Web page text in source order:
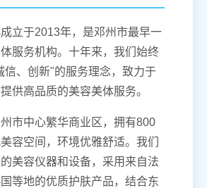
立于2013年，是邓州市最早一
服务机构。十年来，我们始终
信、创新"的服务理念，致力于
供高品质的美容美体服务。
市中心繁华商业区，拥有800
容空间，环境优雅舒适。我们
美容仪器和设备，采用来自法
等地的优质护肤产品，结合东